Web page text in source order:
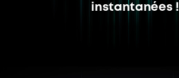
instantanées !